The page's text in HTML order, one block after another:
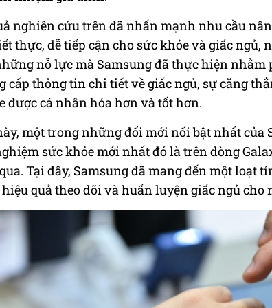
nghiên cứu trên đã nhấn mạnh nhu cầu
thực, dễ tiếp cận cho sức khỏe và giấc ngủ,
nỗ lực mà Samsung đã thực hiện nhằm
cấp thông tin chi tiết về giấc ngủ, sự căng
được cá nhân hóa hơn và tốt hơn.
một trong những đổi mới nổi bật nhất của
sức khỏe mới nhất đó là trên dòng
Tại đây, Samsung đã mang đến một loạt
quả theo dõi và huấn luyện giấc ngủ cho